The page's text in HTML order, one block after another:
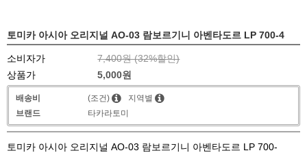
토미카 아시아 오리지널 AO-03 람보르기니 아벤타도르 LP 700-4
소비자가 7,400원 (32%할인)
상품가
5,000원
배송비 (조건)
지역별
브랜드
타카라토미
토미카 아시아 오리지널 AO-03 람보르기니 아벤타도르 LP 700-